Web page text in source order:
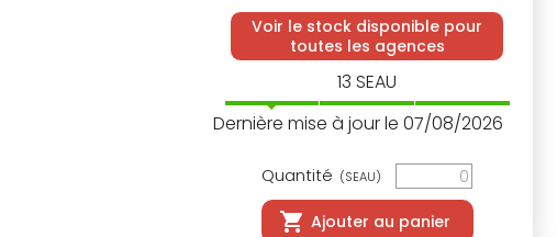
Voir le stock disponible pour
toutes les agences
13 SEAU
Dernière mise à jour le 07/08/2026
Quantité (SEAU)
Ajouter au panier